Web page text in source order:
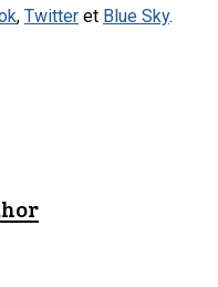
,Twitter et Blue Sky.